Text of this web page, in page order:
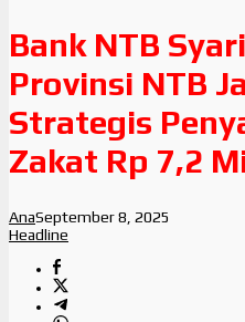
Bank NTB
Provinsi NTB
Strategis
Zakat Rp 7,2
AnaSeptember 8, 2025
Headline